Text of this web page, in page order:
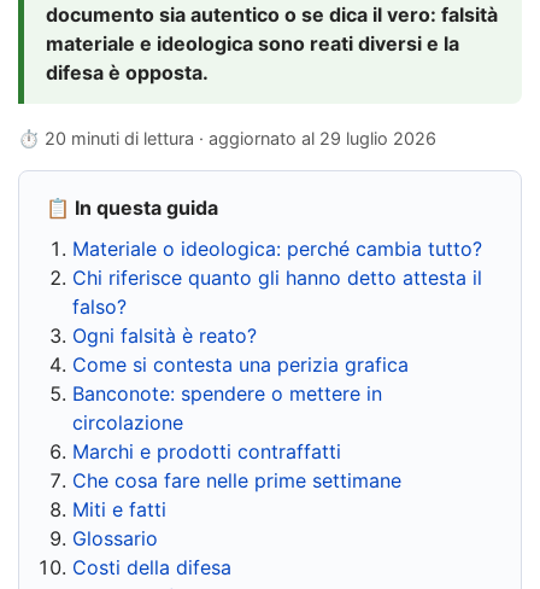
documento sia autentico o se dica il vero: falsità
materiale e ideologica sono reati diversi e la
difesa è opposta.
⏱ 20 minuti di lettura · aggiornato al 29 luglio 2026
📋 In questa guida
Materiale o ideologica: perché cambia tutto?
Chi riferisce quanto gli hanno detto attesta il
falso?
Ogni falsità è reato?
Come si contesta una perizia grafica
Banconote: spendere o mettere in
circolazione
Marchi e prodotti contraffatti
Che cosa fare nelle prime settimane
Miti e fatti
Glossario
Costi della difesa